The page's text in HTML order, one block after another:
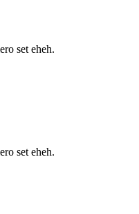
set eheh.
set eheh.